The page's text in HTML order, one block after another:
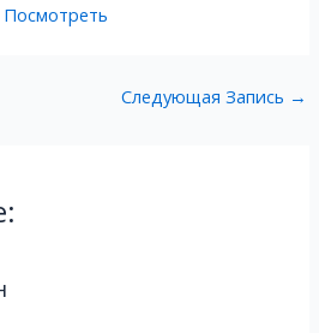
Посмотреть
Следующая Запись →